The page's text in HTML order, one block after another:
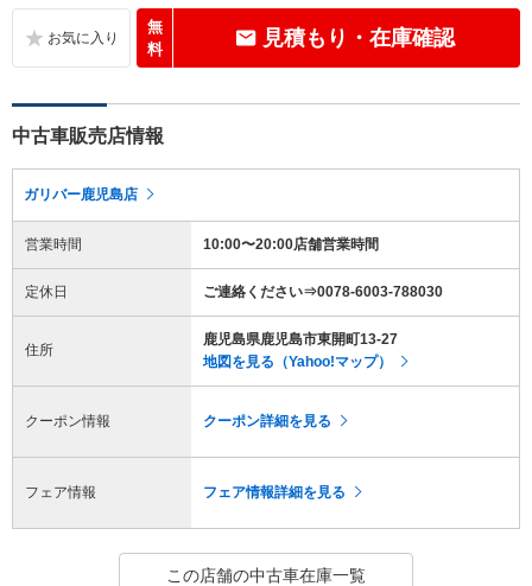
無
料
見積もり・在庫確認
中古車販売店情報
ガリバー鹿児島店
営業時間 10:00〜20:00店舗営業時間
定休日 ご連絡ください⇒0078-6003-788030
住所
鹿児島県鹿児島市東開町13-27
地図を見る（Yahoo!マップ）
クーポン情報 クーポン詳細を見る
フェア情報 フェア情報詳細を見る
この店舗の中古車在庫一覧